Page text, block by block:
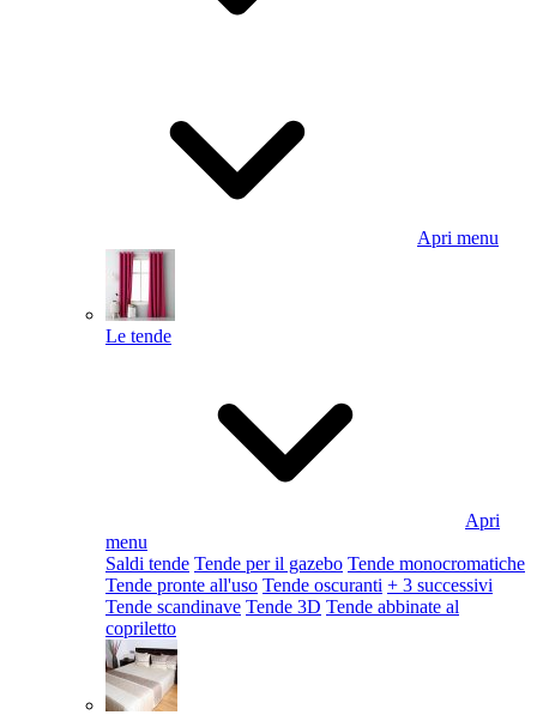
Apri menu
Le tende
Apri
menu
Saldi tende Tende per il gazebo Tende monocromatiche
Tende pronte all'uso Tende oscuranti + 3 successivi
Tende scandinave Tende 3D Tende abbinate al
copriletto